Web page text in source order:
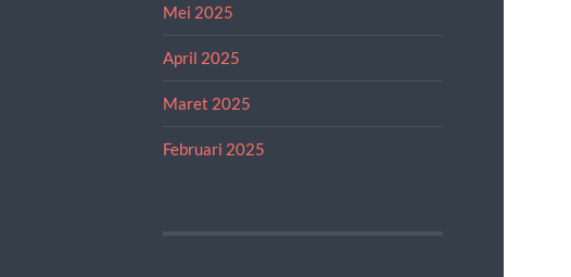
Mei 2025
April 2025
Maret 2025
Februari 2025